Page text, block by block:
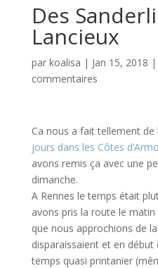
Des
Lancieux
par koalisa | Jan 15, 2018 |
commentaires
Ca nous a fait tellement de
jours dans les Côtes
avons remis ça avec une
dimanche.
A Rennes le temps était
avons pris la route le
que nous approchions de
disparaissaient et en début
temps quasi printanier